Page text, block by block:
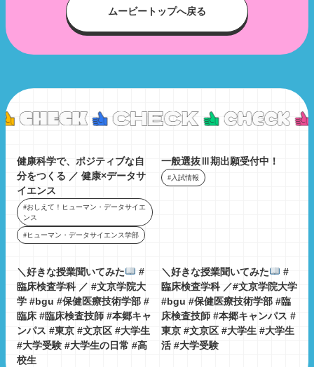
ムービートップへ戻る
健康科学で、ポジティブな自
分をつくる ／ 健康×データサ
イエンス
#おしえて！ヒューマン・データサイエ
ンス
#ヒューマン・データサイエンス学部
一般選抜Ⅲ期出願受付中！
#入試情報
＼好きな授業聞いてみた
#
臨床検査学科 ／ #文京学院大
学 #bgu #保健医療技術学部 #
臨床 #臨床検査技師 #本郷キャ
ンパス #東京 #文京区 #大学生
#大学受験 #大学生の日常 #高
校生
＼好きな授業聞いてみた
#
臨床検査学科 ／#文京学院大学
#bgu #保健医療技術学部 #臨
床検査技師 #本郷キャンパス #
東京 #文京区 #大学生 #大学生
活 #大学受験